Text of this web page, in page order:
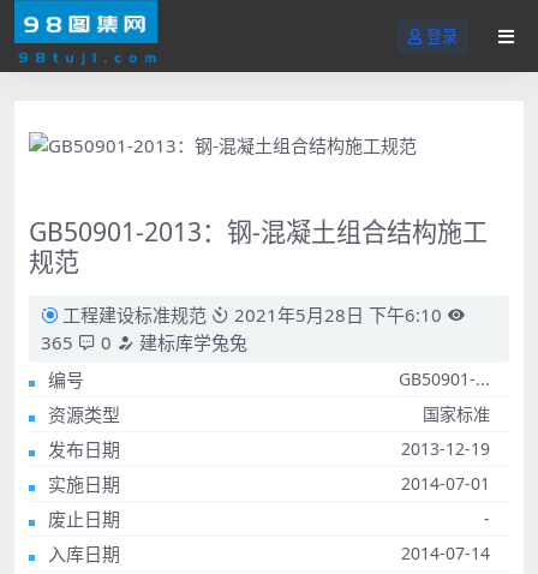
登录
GB50901-2013：钢-混凝土组合结构施工
规范
工程建设标准规范
2021年5月28日 下午6:10
365
0
建标库学兔兔
编号
GB50901-...
资源类型 国家标准
发布日期 2013-12-19
实施日期 2014-07-01
废止日期 -
入库日期 2014-07-14